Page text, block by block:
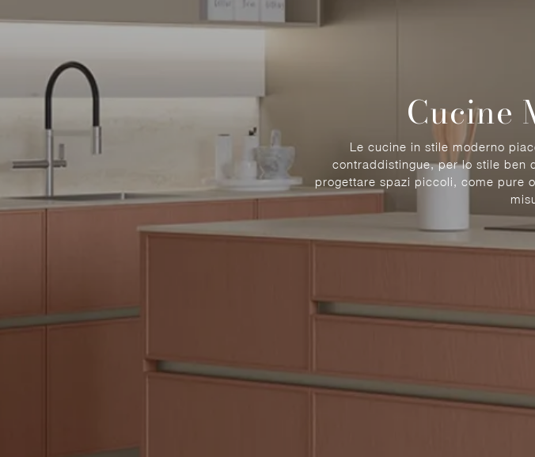
Cucine
Le cucine in stile moderno
contraddistingue, per lo stile ben
progettare spazi piccoli, come pure